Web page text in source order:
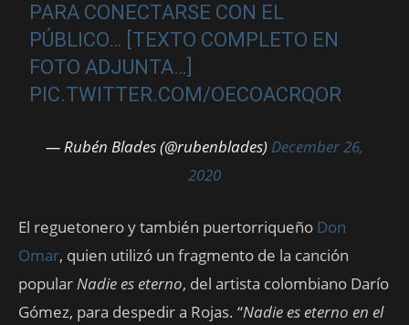
PARA CONECTARSE CON EL
PÚBLICO… [TEXTO COMPLETO EN
FOTO ADJUNTA…]
PIC.TWITTER.COM/OECOACRQOR
— Rubén Blades (@rubenblades) December 26,
2020
El reguetonero y también puertorriqueño Don
Omar, quien utilizó un fragmento de la canción
popularNadie es eterno, del artista colombiano Darío
Gómez, para despedir a Rojas. “Nadie es eterno en el